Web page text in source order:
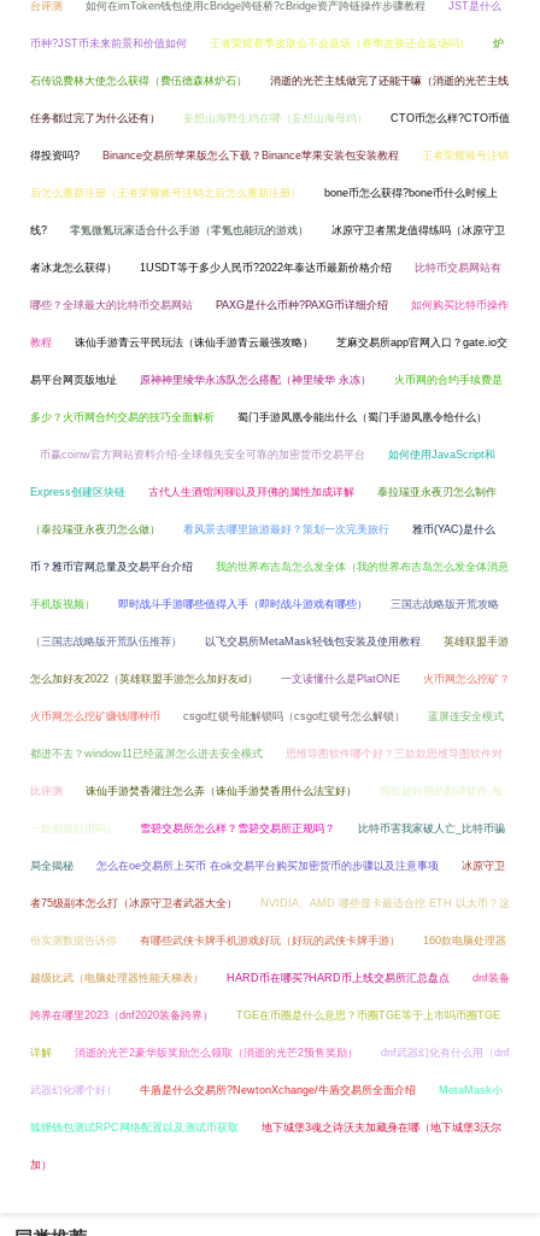
台评测 如何在imToken钱包使用cBridge跨链桥?cBridge资产跨链操作步骤教程 JST是什么
币种?JST币未来前景和价值如何 王者荣耀赛季皮肤会不会返场（赛季皮肤还会返场吗） 炉
石传说费林大使怎么获得（费伍德森林炉石） 消逝的光芒主线做完了还能干嘛（消逝的光芒主线
任务都过完了为什么还有） 妄想山海野生鸡在哪（妄想山海母鸡） CTO币怎么样?CTO币值
得投资吗? Binance交易所苹果版怎么下载？Binance苹果安装包安装教程 王者荣耀账号注销
后怎么重新注册（王者荣耀账号注销之后怎么重新注册） bone币怎么获得?bone币什么时候上
线? 零氪微氪玩家适合什么手游（零氪也能玩的游戏） 冰原守卫者黑龙值得练吗（冰原守卫
者冰龙怎么获得） 1USDT等于多少人民币?2022年泰达币最新价格介绍 比特币交易网站有
哪些？全球最大的比特币交易网站 PAXG是什么币种?PAXG币详细介绍 如何购买比特币操作
教程 诛仙手游青云平民玩法（诛仙手游青云最强攻略） 芝麻交易所app官网入口？gate.io交
易平台网页版地址 原神神里绫华永冻队怎么搭配（神里绫华 永冻） 火币网的合约手续费是
多少？火币网合约交易的技巧全面解析 蜀门手游凤凰令能出什么（蜀门手游凤凰令给什么）
币赢coinw官方网站资料介绍-全球领先安全可靠的加密货币交易平台 如何使用JavaScript和
Express创建区块链 古代人生酒馆闲聊以及拜佛的属性加成详解 泰拉瑞亚永夜刃怎么制作
（泰拉瑞亚永夜刃怎么做） 看风景去哪里旅游最好？策划一次完美旅行 雅币(YAC)是什么
币？雅币官网总量及交易平台介绍 我的世界布吉岛怎么发全体（我的世界布吉岛怎么发全体消息
手机版视频） 即时战斗手游哪些值得入手（即时战斗游戏有哪些） 三国志战略版开荒攻略
（三国志战略版开荒队伍推荐） 以飞交易所MetaMask轻钱包安装及使用教程 英雄联盟手游
怎么加好友2022（英雄联盟手游怎么加好友id） 一文读懂什么是PlatONE 火币网怎么挖矿？
火币网怎么挖矿赚钱哪种币 csgo红锁号能解锁吗（csgo红锁号怎么解锁） 蓝屏连安全模式
都进不去？window11已经蓝屏怎么进去安全模式 思维导图软件哪个好？三款款思维导图软件对
比评测 诛仙手游焚香灌注怎么弄（诛仙手游焚香用什么法宝好） 两款超好用的翻译软件,每
一款都很好用吗） 雪碧交易所怎么样？雪碧交易所正规吗？ 比特币害我家破人亡_比特币骗
局全揭秘 怎么在oe交易所上买币 在ok交易平台购买加密货币的步骤以及注意事项 冰原守卫
者75级副本怎么打（冰原守卫者武器大全） NVIDIA、AMD 哪些显卡最适合挖 ETH 以太币？这
份实测数据告诉你 有哪些武侠卡牌手机游戏好玩（好玩的武侠卡牌手游） 160款电脑处理器
越级比武（电脑处理器性能天梯表） HARD币在哪买?HARD币上线交易所汇总盘点 dnf装备
跨界在哪里2023（dnf2020装备跨界） TGE在币圈是什么意思？币圈TGE等于上市吗币圈TGE
详解 消逝的光芒2豪华版奖励怎么领取（消逝的光芒2预售奖励） dnf武器幻化有什么用（dnf
武器幻化哪个好） 牛盾是什么交易所?NewtonXchange/牛盾交易所全面介绍 MetaMask小
狐狸钱包测试RPC网络配置以及测试币获取 地下城堡3魂之诗沃夫加藏身在哪（地下城堡3沃尔
加）